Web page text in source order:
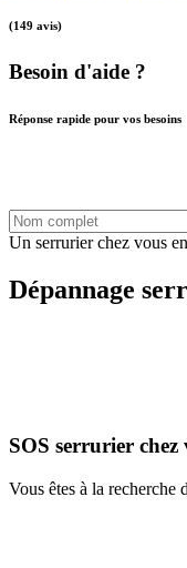
(149 avis)
Besoin d'aide ?
Réponse rapide pour vos besoins
Un serrurier chez vous
Dépannage
SOS serrurier chez
Vous êtes à la